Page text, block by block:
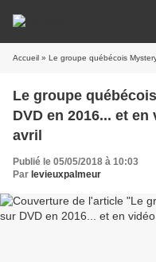
Accueil » Le groupe québécois Mystery en
Le groupe
DVD en 2016... et
avril
Publié le 05/05/2018 à 10:03
Par levieuxpalmeur